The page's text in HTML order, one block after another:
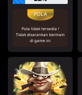
Pola tidak tersedia !
Tidak disarankan bermain
di game ini